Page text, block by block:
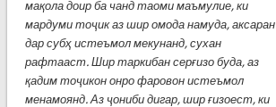
мақола доир ба чанд таоми маъмулие, ки
мардуми тоҷик аз шир омода намуда, аксаран
дар субҳ истеъмол мекунанд, сухан
рафтааст. Шир таркибан серғизо буда, аз
қадим тоҷикон онро фаровон истеъмол
менамоянд. Аз ҷониби дигар, шир ғизоест, ки